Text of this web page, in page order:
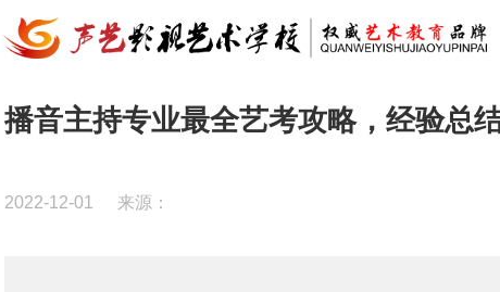
播音主持专业最全艺考攻略，经验总
2022-12-01 来源：